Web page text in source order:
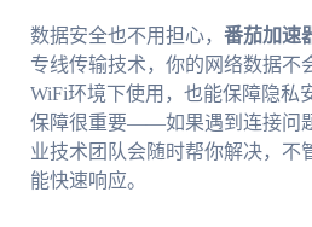
数据安全也不用担心， 番茄加速
专线传输技术，你的网络数据不
WiFi环境下使用，也能保障隐私
保障很重要——如果遇到连接问
业技术团队会随时帮你解决，不
能快速响应。